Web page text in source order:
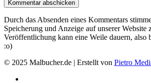
Durch das Absenden eines Kommentars
Speicherung und Anzeige auf unserer Website
Veröffentlichung kann eine Weile dauern, also
:o)
© 2025 Malbucher.de | Erstellt von Pietro